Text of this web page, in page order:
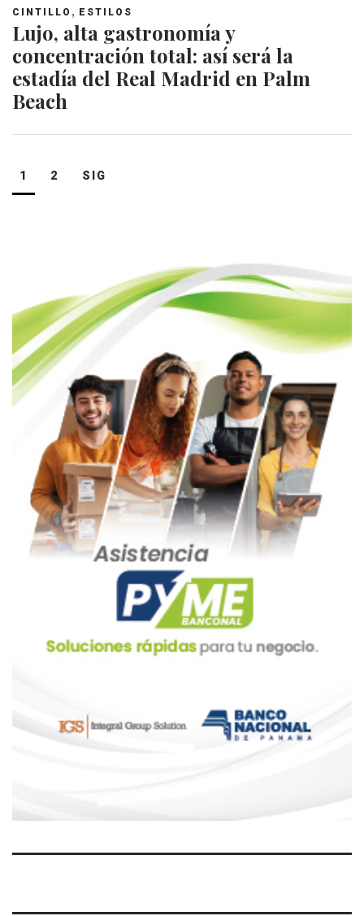
CINTILLO , ESTILOS
Lujo, alta gastronomía y
concentración total: así será la
estadía del Real Madrid en Palm
Beach
Navegación
de
1 2 SIG